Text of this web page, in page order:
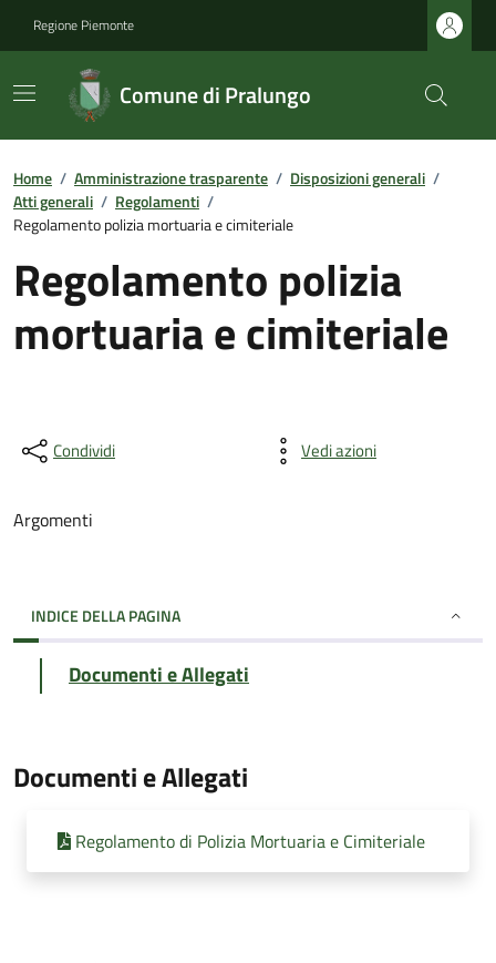
Regione Piemonte
Comune di Pralungo
Home / Amministrazione trasparente / Disposizioni generali /
Atti generali / Regolamenti /
Regolamento polizia mortuaria e cimiteriale
Regolamento polizia
mortuaria e cimiteriale
Condividi Vedi azioni
Argomenti
INDICE DELLA PAGINA
Documenti e Allegati
Documenti e Allegati
Regolamento di Polizia Mortuaria e Cimiteriale